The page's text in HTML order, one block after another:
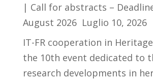
| Call for abstracts –
August 2026 Luglio 10, 2026
IT-FR cooperation in
the 10th event dedicated to
research developments in